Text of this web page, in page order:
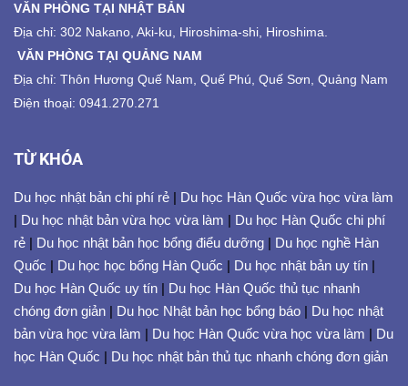
VĂN PHÒNG TẠI NHẬT BẢN
Địa chỉ: 302 Nakano, Aki-ku, Hiroshima-shi, Hiroshima.
VĂN PHÒNG TẠI QUẢNG NAM
Địa chỉ: Thôn Hương Quế Nam, Quế Phú, Quế Sơn, Quảng Nam
Điện thoại: 0941.270.271
TỪ KHÓA
Du học nhật bản chi phí rẻ | Du học Hàn Quốc vừa học vừa làm
| Du học nhật bản vừa học vừa làm | Du học Hàn Quốc chi phí
rẻ | Du học nhật bản học bổng điểu dưỡng | Du học nghề Hàn
Quốc | Du học học bổng Hàn Quốc | Du học nhật bản uy tín |
Du học Hàn Quốc uy tín | Du học Hàn Quốc thủ tục nhanh
chóng đơn giản | Du học Nhật bản học bổng báo | Du học nhật
bản vừa học vừa làm | Du học Hàn Quốc vừa học vừa làm | Du
học Hàn Quốc | Du học nhật bản thủ tục nhanh chóng đơn giản